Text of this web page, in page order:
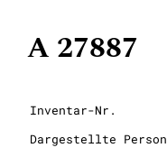
A 27887
Inventar-Nr.
Dargestellte Person